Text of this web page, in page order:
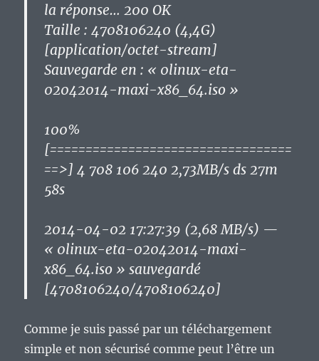
la réponse… 200 OK
Taille : 4708106240 (4,4G)
[application/octet-stream]
Sauvegarde en : « 0linux-eta-
02042014-maxi-x86_64.iso »
100%
[==================================
==>] 4 708 106 240 2,73MB/s ds 27m
58s
2014-04-02 17:27:39 (2,68 MB/s) —
« 0linux-eta-02042014-maxi-
x86_64.iso » sauvegardé
[4708106240/4708106240]
Comme je suis passé par un téléchargement
simple et non sécurisé comme peut l’être un